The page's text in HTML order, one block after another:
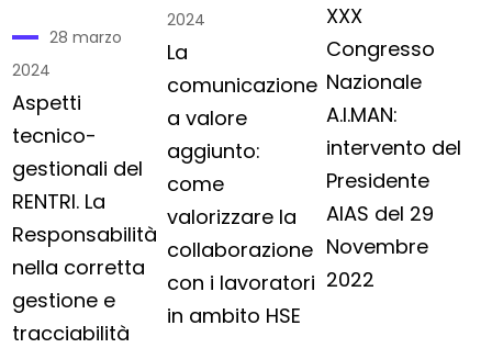
28 marzo
2024
Aspetti
tecnico-
gestionali del
RENTRI. La
Responsabilità
nella corretta
gestione e
tracciabilità
2024
La
comunicazione
a valore
aggiunto:
come
valorizzare la
collaborazione
con i lavoratori
in ambito HSE
XXX
Congresso
Nazionale
A.I.MAN:
intervento del
Presidente
AIAS del 29
Novembre
2022